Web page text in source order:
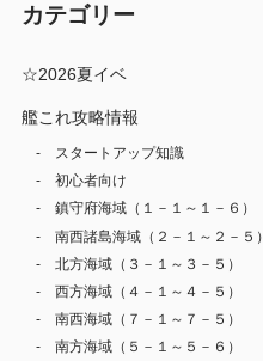
カテゴリー
☆2026夏イベ
艦これ攻略情報
スタートアップ知識
初心者向け
鎮守府海域（１－１～１－６）
南西諸島海域（２－１～２－５）
北方海域（３－１～３－５）
西方海域（４－１～４－５）
南西海域（７－１～７－５）
南方海域（５－１～５－６）